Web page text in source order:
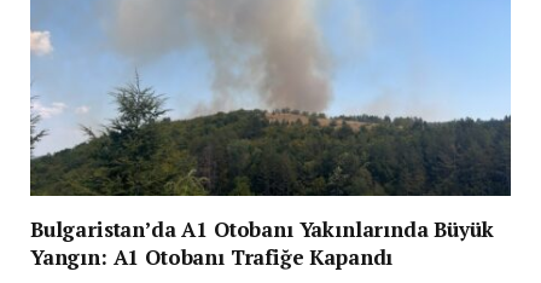
Bulgaristan’da A1 Otobanı Yakınlarında Büyük
Yangın: A1 Otobanı Trafiğe Kapandı